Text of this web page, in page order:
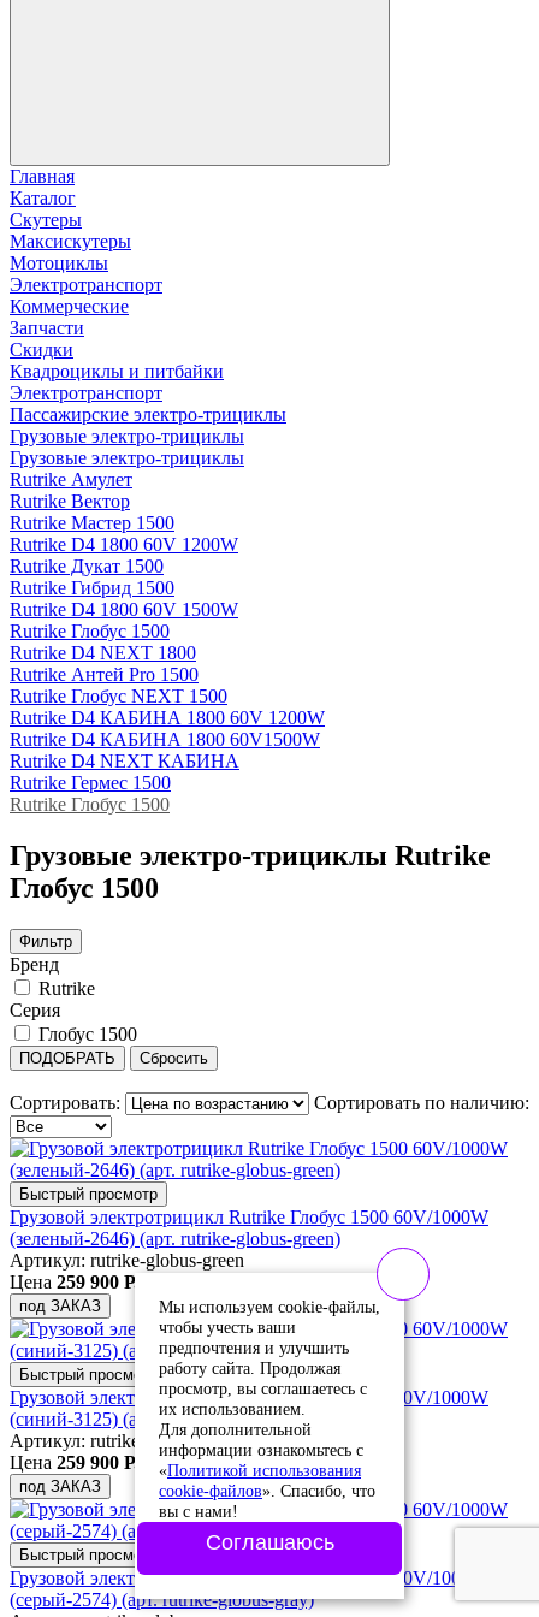
Главная
Каталог
Скутеры
Максискутеры
Мотоциклы
Электротранспорт
Коммерческие
Запчасти
Скидки
Квадроциклы и питбайки
Электротранспорт
Пассажирские электро‑трициклы
Грузовые электро‑трициклы
Грузовые электро‑трициклы
Rutrike Амулет
Rutrike Вектор
Rutrike Мастер 1500
Rutrike D4 1800 60V 1200W
Rutrike Дукат 1500
Rutrike Гибрид 1500
Rutrike D4 1800 60V 1500W
Rutrike Глобус 1500
Rutrike D4 NEXT 1800
Rutrike Антей Pro 1500
Rutrike Глобус NEXT 1500
Rutrike D4 КАБИНА 1800 60V 1200W
Rutrike D4 КАБИНА 1800 60V1500W
Rutrike D4 NEXT КАБИНА
Rutrike Гермес 1500
Rutrike Глобус 1500
Грузовые электро‑трициклы Rutrike
Глобус 1500
Фильтр
Бренд
Rutrike
Серия
Глобус 1500
ПОДОБРАТЬ Сбросить
Сортировать: Сортировать по наличию:
Быстрый просмотр
Грузовой электротрицикл Rutrike Глобус 1500 60V/1000W
(зеленый-2646) (арт. rutrike-globus-green)
Артикул: rutrike-globus-green
Цена 259 900 Р.
под ЗАКАЗ
Быстрый просмотр
Грузовой электротрицикл Rutrike Глобус 1500 60V/1000W
(синий-3125) (арт. rutrike-globus-blue)
Артикул: rutrike-globus-blue
Цена 259 900 Р.
под ЗАКАЗ
Быстрый просмотр
Грузовой электротрицикл Rutrike Глобус 1500 60V/1000W
(серый-2574) (арт. rutrike-globus-gray)
Мы используем cookie-файлы,
чтобы учесть ваши
предпочтения и улучшить
работу сайта. Продолжая
просмотр, вы соглашаетесь с
их использованием.
Для дополнительной
информации ознакомьтесь с
«Политикой использования
cookie-файлов». Спасибо, что
вы с нами!
Соглашаюсь